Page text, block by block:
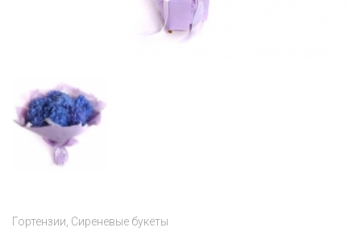
Гортензии Сиреневые букеты